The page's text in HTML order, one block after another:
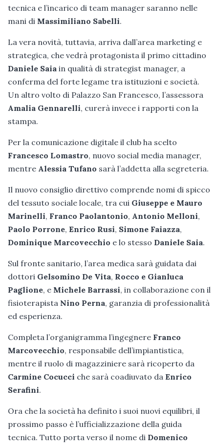
tecnica e l’incarico di team manager saranno nelle
mani di Massimiliano Sabelli.
La vera novità, tuttavia, arriva dall’area marketing e
strategica, che vedrà protagonista il primo cittadino
Daniele Saia in qualità di strategist manager, a
conferma del forte legame tra istituzioni e società.
Un altro volto di Palazzo San Francesco, l’assessora
Amalia Gennarelli, curerà invece i rapporti con la
stampa.
Per la comunicazione digitale il club ha scelto
Francesco Lomastro, nuovo social media manager,
mentre Alessia Tufano sarà l’addetta alla segreteria.
Il nuovo consiglio direttivo comprende nomi di spicco
del tessuto sociale locale, tra cui Giuseppe e Mauro
Marinelli, Franco Paolantonio, Antonio Melloni,
Paolo Porrone, Enrico Rusi, Simone Faiazza,
Dominique Marcovecchio e lo stesso Daniele Saia.
Sul fronte sanitario, l’area medica sarà guidata dai
dottori Gelsomino De Vita, Rocco e Gianluca
Paglione, e Michele Barrassi, in collaborazione con il
fisioterapista Nino Perna, garanzia di professionalità
ed esperienza.
Completa l’organigramma l’ingegnere Franco
Marcovecchio, responsabile dell’impiantistica,
mentre il ruolo di magazziniere sarà ricoperto da
Carmine Cocucci che sarà coadiuvato da Enrico
Serafini.
Ora che la società ha definito i suoi nuovi equilibri, il
prossimo passo è l’ufficializzazione della guida
tecnica. Tutto porta verso il nome di Domenico